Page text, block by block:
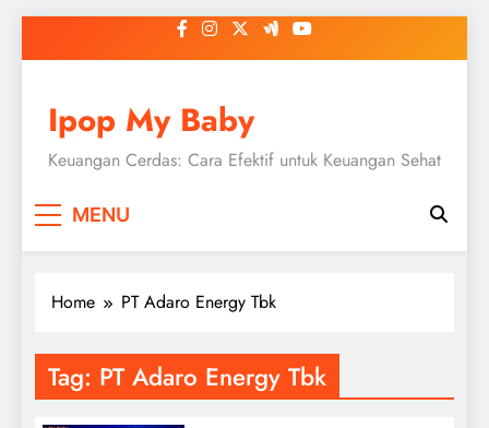
to
Ipop My Baby
Keuangan Cerdas: Cara Efektif untuk Keuangan Sehat
MENU
Home PT Adaro Energy Tbk
Tag: PT Adaro Energy Tbk